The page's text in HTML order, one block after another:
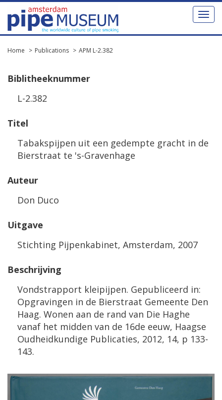
Toggle
Home Publications APM L-2.382
Biblitheeknummer
L-2.382
Titel
Tabakspijpen uit een gedempte gracht in de
Bierstraat te 's-Gravenhage
Auteur
Don Duco
Uitgave
Stichting Pijpenkabinet, Amsterdam, 2007
Beschrijving
Vondstrapport kleipijpen. Gepubliceerd in:
Opgravingen in de Bierstraat Gemeente Den
Haag. Wonen aan de rand van Die Haghe
vanaf het midden van de 16de eeuw, Haagse
Oudheidkundige Publicaties, 2012, 14, p 133-
143.